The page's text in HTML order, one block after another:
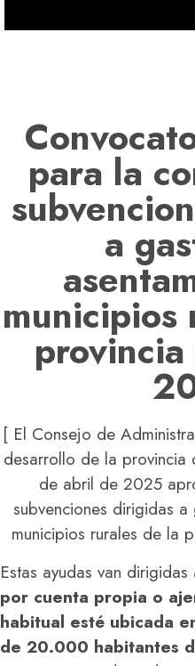
para la
a
municipios
[ El Consejo de
desarrollo de la provincia
de abril de 2025
subvenciones dirigidas
municipios rurales de la
Estas ayudas van dirigidas
por cuenta propia o
habitual esté ubicada
de 20.000 habitantes